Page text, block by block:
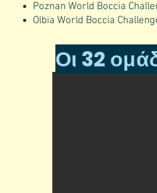
Poznan World Boccia
Olbia World Boccia
Οι 32